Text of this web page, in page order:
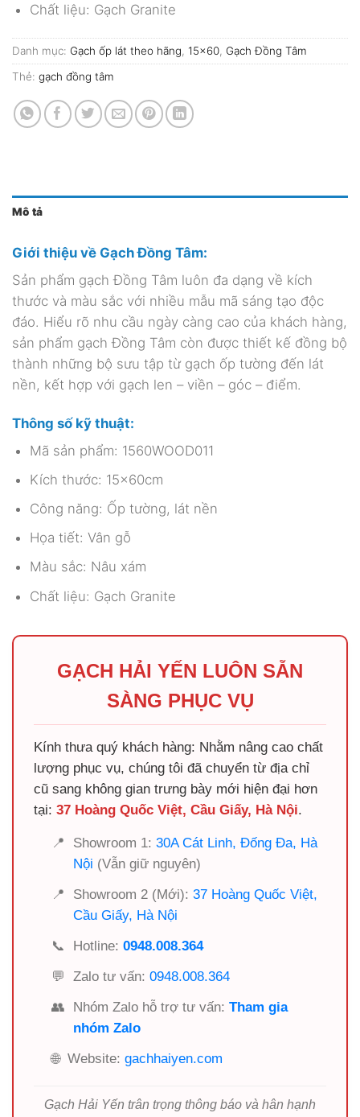
Chất liệu: Gạch Granite
Danh mục: Gạch ốp lát theo hãng 15x60 Gạch Đồng Tâm
Thẻ: gạch đồng tâm
Mô tả
Giới thiệu về Gạch Đồng Tâm:
Sản phẩm gạch Đồng Tâm luôn đa dạng về kích
thước và màu sắc với nhiều mẫu mã sáng tạo độc
đáo. Hiểu rõ nhu cầu ngày càng cao của khách hàng,
sản phẩm gạch Đồng Tâm còn được thiết kế đồng bộ
thành những bộ sưu tập từ gạch ốp tường đến lát
nền, kết hợp với gạch len – viền – góc – điểm.
Thông số kỹ thuật:
Mã sản phẩm: 1560WOOD011
Kích thước: 15x60cm
Công năng: Ốp tường, lát nền
Họa tiết: Vân gỗ
Màu sắc: Nâu xám
Chất liệu: Gạch Granite
GẠCH HẢI YẾN LUÔN SẴN
SÀNG PHỤC VỤ
Kính thưa quý khách hàng: Nhằm nâng cao chất
lượng phục vụ, chúng tôi đã chuyển từ địa chỉ
cũ sang không gian trưng bày mới hiện đại hơn
tại: 37 Hoàng Quốc Việt, Cầu Giấy, Hà Nội.
📍 Showroom 1: 30A Cát Linh, Đống Đa, Hà
Nội (Vẫn giữ nguyên)
📍
Showroom 2 (Mới): 37 Hoàng Quốc Việt,
Cầu Giấy, Hà Nội
📞
Hotline: 0948.008.364
💬
Zalo tư vấn: 0948.008.364
👥
Nhóm Zalo hỗ trợ tư vấn: Tham gia
nhóm Zalo
🌐 Website: gachhaiyen.com
Gạch Hải Yến trân trọng thông báo và hân hạnh